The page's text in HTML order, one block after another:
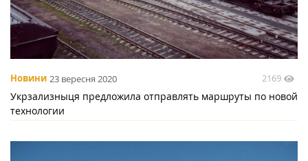
Новини 23 вересня 2020 2169
Укрзализныця предложила отправлять маршруты по новой
технологии